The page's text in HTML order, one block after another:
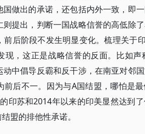
做出的承诺，还包括内外一致，即
提出，判断一国战略信誉的高低除
后阶段不发生明显变化。梳理关于
现，这正是战略信誉的反面。比如
中倡导反霸和反干涉，在南亚对邻
后不一。因为与A国结盟，哪怕是
印苏和2014年以来的印美显然达到
盟的排他性承诺。